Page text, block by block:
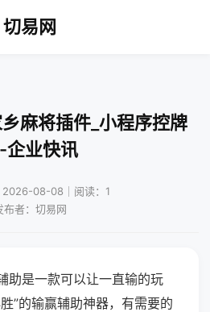
切易网
麻将插件_小程序控牌
企业快讯
2026-08-08｜阅读：1
布者：切易网
助是一款可以让一直输的玩
”的输赢辅助神器，有需要的